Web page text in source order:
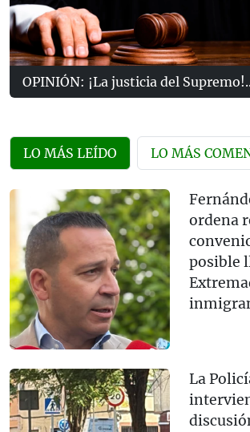
OPINIÓN: ¡La justicia del
LO MÁS LEÍDO LO MÁS
ordena
posible
La